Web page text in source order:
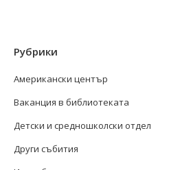
Рубрики
Американски център
Ваканция в библиотеката
Детски и средношколски отдел
Други събития